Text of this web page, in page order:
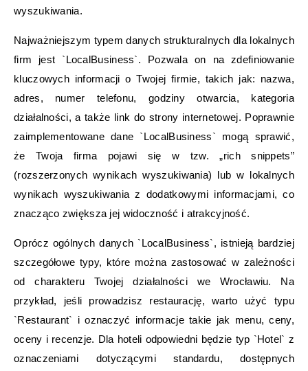
wyszukiwania.
Najważniejszym typem danych strukturalnych dla lokalnych
firm jest `LocalBusiness`. Pozwala on na zdefiniowanie
kluczowych informacji o Twojej firmie, takich jak: nazwa,
adres, numer telefonu, godziny otwarcia, kategoria
działalności, a także link do strony internetowej. Poprawnie
zaimplementowane dane `LocalBusiness` mogą sprawić,
że Twoja firma pojawi się w tzw. „rich snippets”
(rozszerzonych wynikach wyszukiwania) lub w lokalnych
wynikach wyszukiwania z dodatkowymi informacjami, co
znacząco zwiększa jej widoczność i atrakcyjność.
Oprócz ogólnych danych `LocalBusiness`, istnieją bardziej
szczegółowe typy, które można zastosować w zależności
od charakteru Twojej działalności we Wrocławiu. Na
przykład, jeśli prowadzisz restaurację, warto użyć typu
`Restaurant` i oznaczyć informacje takie jak menu, ceny,
oceny i recenzje. Dla hoteli odpowiedni będzie typ `Hotel` z
oznaczeniami dotyczącymi standardu, dostępnych